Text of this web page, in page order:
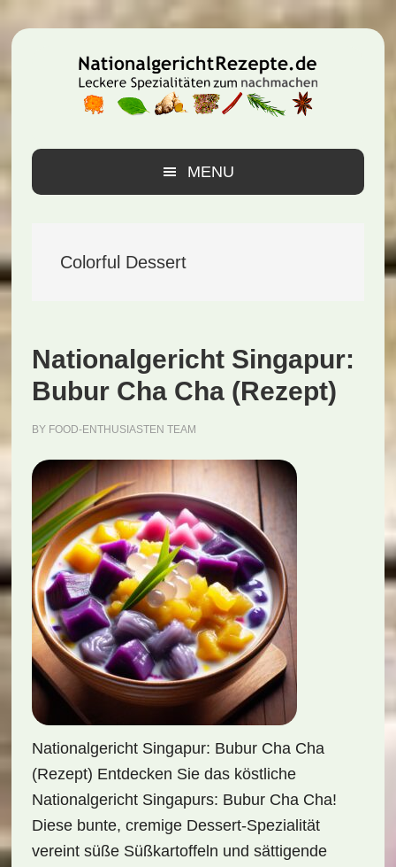
Hauptnavigation
Inhalt
Seitenspalte
MENU
Colorful Dessert
Nationalgericht Singapur:
Bubur Cha Cha (Rezept)
BY FOOD-ENTHUSIASTEN TEAM
Nationalgericht Singapur: Bubur Cha Cha
(Rezept) Entdecken Sie das köstliche
Nationalgericht Singapurs: Bubur Cha Cha!
Diese bunte, cremige Dessert-Spezialität
vereint süße Süßkartoffeln und sättigende